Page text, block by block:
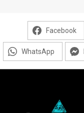
Facebook
WhatsApp